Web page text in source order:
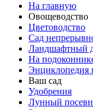
На главную
Овощеводство
Цветоводство
Сад
Ландшафтный
На
Энциклопедия
Ваш сад
Удобрения
Лунный